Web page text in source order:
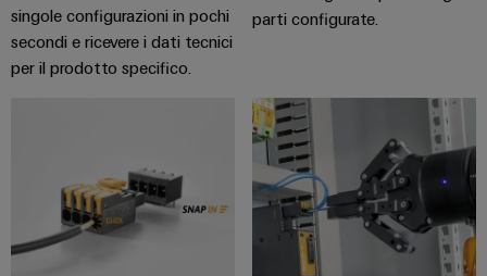
singole configurazioni in pochi
secondi e ricevere i dati tecnici
per il prodotto specifico.
parti configurate.